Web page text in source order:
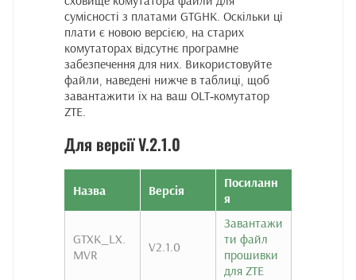
сумісності з платами GTGHK. Оскільки ці
плати є новою версією, на старих
комутаторах відсутнє програмне
забезпечення для них. Використовуйте
файли, наведені нижче в таблиці, щоб
завантажити їх на ваш OLT‑комутатор
ZTE.
Для версії V.2.1.0
Назва Версія
Посиланн
я
GTXK_LX.
MVR
V2.1.0
Завантажи
ти файл
прошивки
для ZTE